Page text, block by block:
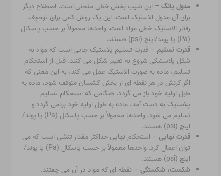
مدول یانگ – این شیب بخش خطی منحنی است. اصطلاح دیگر
برای آن مدول الاستیک است. این یک روش کمی برای توصیف
رفتار الاستیک خطی مواد است. واحدها معمولاً بر حسب پاسکال
(Pa) یا پوند/اینچ (psi) هستند.
قدرت تسلیم – قدرت تسلیم پلاستیک جایی است که مواد به
شکل پلاستیکی شروع به تغییر شکل می کنند. قبل از استحکام
تسلیم، ماده به صورت الاستیک عمل می کند، به این معنی که
اگر کرنش در هر نقطه ای از بخش کشسان متوقف شود، ماده به
طول اولیه خود باز می گردد. هنگامی که استحکام تسلیم
پلاستیک به دست آمد، ماده به طول اولیه خود برنمی گردد و
تسلیم می شود. واحدها معمولاً بر حسب پاسکال (Pa) یا پوند/
اینچ (psi) هستند.
قدرت نهایی – استحکام نهایی حداکثر مقدار تنشی است که می
توان اعمال کرد. واحدها معمولاً بر حسب پاسکال (Pa) یا پوند/
اینچ (psi) هستند.
شکست، شکستگی – نقطه ای که مواد در آن می چفتند.